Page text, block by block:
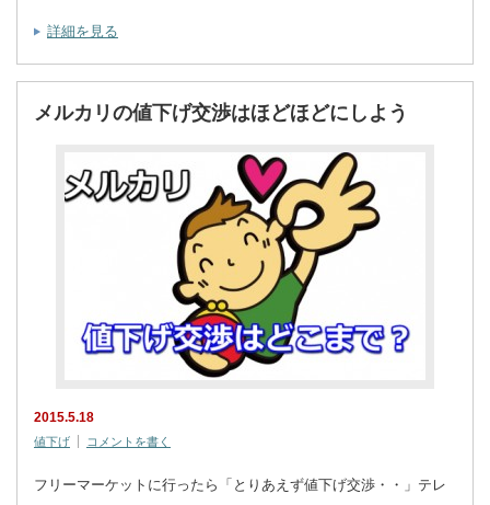
詳細を見る
メルカリの値下げ交渉はほどほどにしよう
2015.5.18
値下げ コメントを書く
フリーマーケットに行ったら「とりあえず値下げ交渉・・」テレ